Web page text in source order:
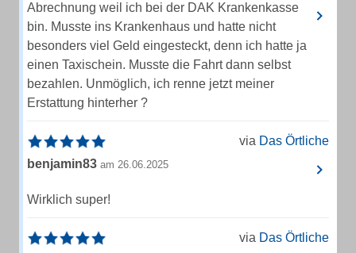
Abrechnung weil ich bei der DAK Krankenkasse
bin. Musste ins Krankenhaus und hatte nicht
besonders viel Geld eingesteckt, denn ich hatte ja
einen Taxischein. Musste die Fahrt dann selbst
bezahlen. Unmöglich, ich renne jetzt meiner
Erstattung hinterher ?
via Das Örtliche
benjamin83 am 26.06.2025
Wirklich super!
via Das Örtliche